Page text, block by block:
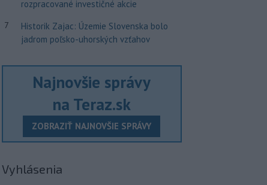
rozpracované investičné akcie
7
Historik Zajac: Územie Slovenska bolo
jadrom poľsko-uhorských vzťahov
Najnovšie správy
na Teraz.sk
ZOBRAZIŤ NAJNOVŠIE SPRÁVY
Vyhlásenia